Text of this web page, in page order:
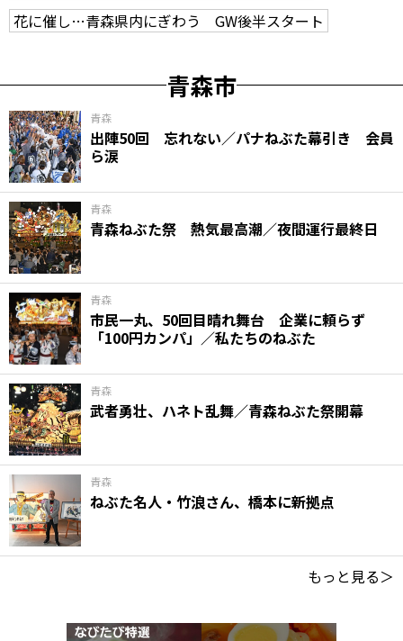
花に催し…青森県内にぎわう GW後半スタート
青森市
青森
出陣50回 忘れない／パナねぶた幕引き 会員
ら涙
青森
青森ねぶた祭 熱気最高潮／夜間運行最終日
青森
市民一丸、50回目晴れ舞台 企業に頼らず
「100円カンパ」／私たちのねぶた
青森
武者勇壮、ハネト乱舞／青森ねぶた祭開幕
青森
ねぶた名人・竹浪さん、橋本に新拠点
もっと見る＞